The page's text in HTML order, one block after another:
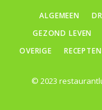
ALGEMEEN
GEZOND LEVEN
OVERIGE
RECEPTEN
© 2023